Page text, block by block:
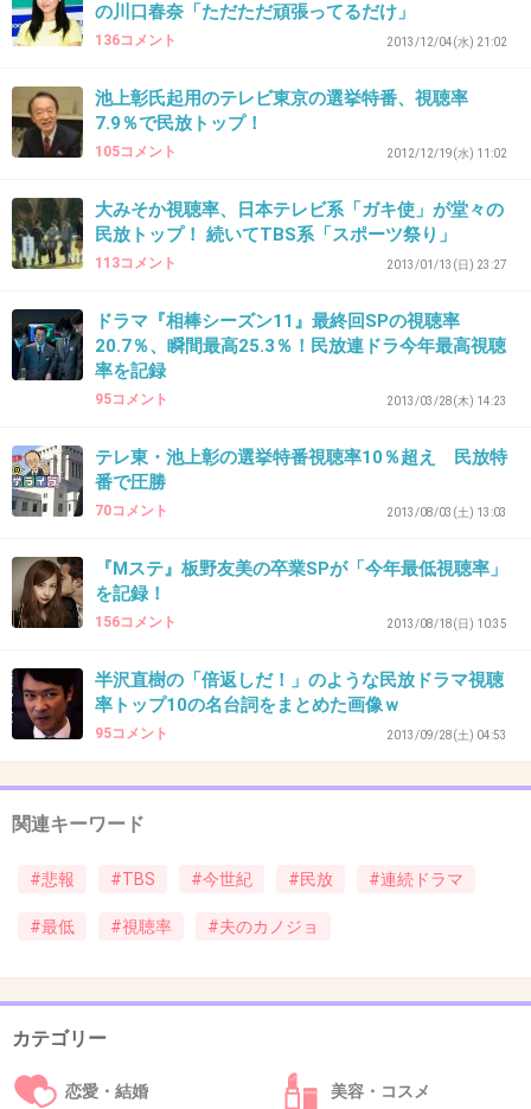
私は見てるよ！
同い年だし地元も近いから応援してるんだけど
な
まあ観ないけど
-21
33. 匿名 2013/11/15(金) 12:03:06
＞１２年４月期のフジテレビ「家族のうた」
（オダギリジョー主演）第４話
オダギリジョーもこの打ち切りのあとイマイチ
ばっとしなくなっちゃったよね
34. 匿名2013/11/15(金) 12:03:26
ゴメン！ 私も昨日体調悪くて観てなかった。
昨日のネタ観た方、よかったらお願いします。
の川口春奈「ただただ頑張ってるだけ」
136コメント 2013/12/04(水) 21:02
池上彰氏起用のテレビ東京の選挙特番、視聴率
7.9％で民放トップ！
105コメント 2012/12/19(水) 11:02
大みそか視聴率、日本テレビ系「ガキ使」が堂々の
民放トップ！ 続いてTBS系「スポーツ祭り」
113コメント 2013/01/13(日) 23:27
ドラマ『相棒シーズン11』最終回SPの視聴率
20.7％、瞬間最高25.3％！民放連ドラ今年最高視聴
率を記録
95コメント 2013/03/28(木) 14:23
テレ東・池上彰の選挙特番視聴率10％超え 民放特
番で圧勝
70コメント 2013/08/03(土) 13:03
『Mステ』板野友美の卒業SPが「今年最低視聴率」
を記録！
156コメント 2013/08/18(日) 10:35
半沢直樹の「倍返しだ！」のような民放ドラマ視聴
率トップ10の名台詞をまとめた画像ｗ
95コメント 2013/09/28(土) 04:53
関連キーワード
#悲報 #TBS #今世紀 #民放 #連続ドラマ
#最低 #視聴率 #夫のカノジョ
カテゴリー
恋愛・結婚 美容・コスメ